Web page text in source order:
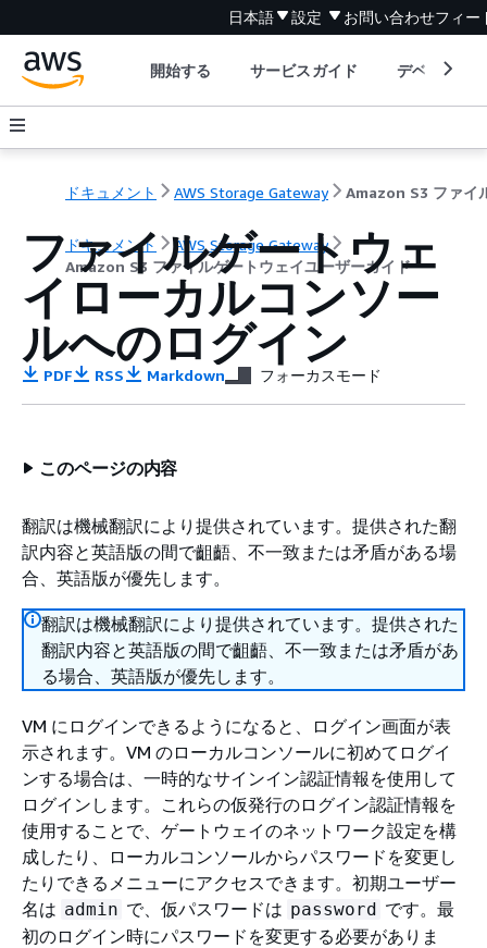
日本語 設定 お問い合わせフィー
開始する サービスガイド デベロッパ
ドキュメント AWS Storage Gateway
ドキュメント
AWS Storage Gateway
Amazon S3 ファイルゲートウェイユーザーガイド
ファイルゲートウェ
イローカルコンソー
ルへのログイン
PDF RSS Markdown フォーカスモード
このページの内容
翻訳は機械翻訳により提供されています。提供された翻
訳内容と英語版の間で齟齬、不一致または矛盾がある場
合、英語版が優先します。
翻訳は機械翻訳により提供されています。提供された
翻訳内容と英語版の間で齟齬、不一致または矛盾があ
る場合、英語版が優先します。
VM にログインできるようになると、ログイン画面が表
示されます。VM のローカルコンソールに初めてログイ
ンする場合は、一時的なサインイン認証情報を使用して
ログインします。これらの仮発行のログイン認証情報を
使用することで、ゲートウェイのネットワーク設定を構
成したり、ローカルコンソールからパスワードを変更し
たりできるメニューにアクセスできます。初期ユーザー
名は admin で、仮パスワードは password です。最
初のログイン時にパスワードを変更する必要がありま